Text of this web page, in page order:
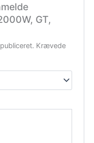
GT,
Krævede